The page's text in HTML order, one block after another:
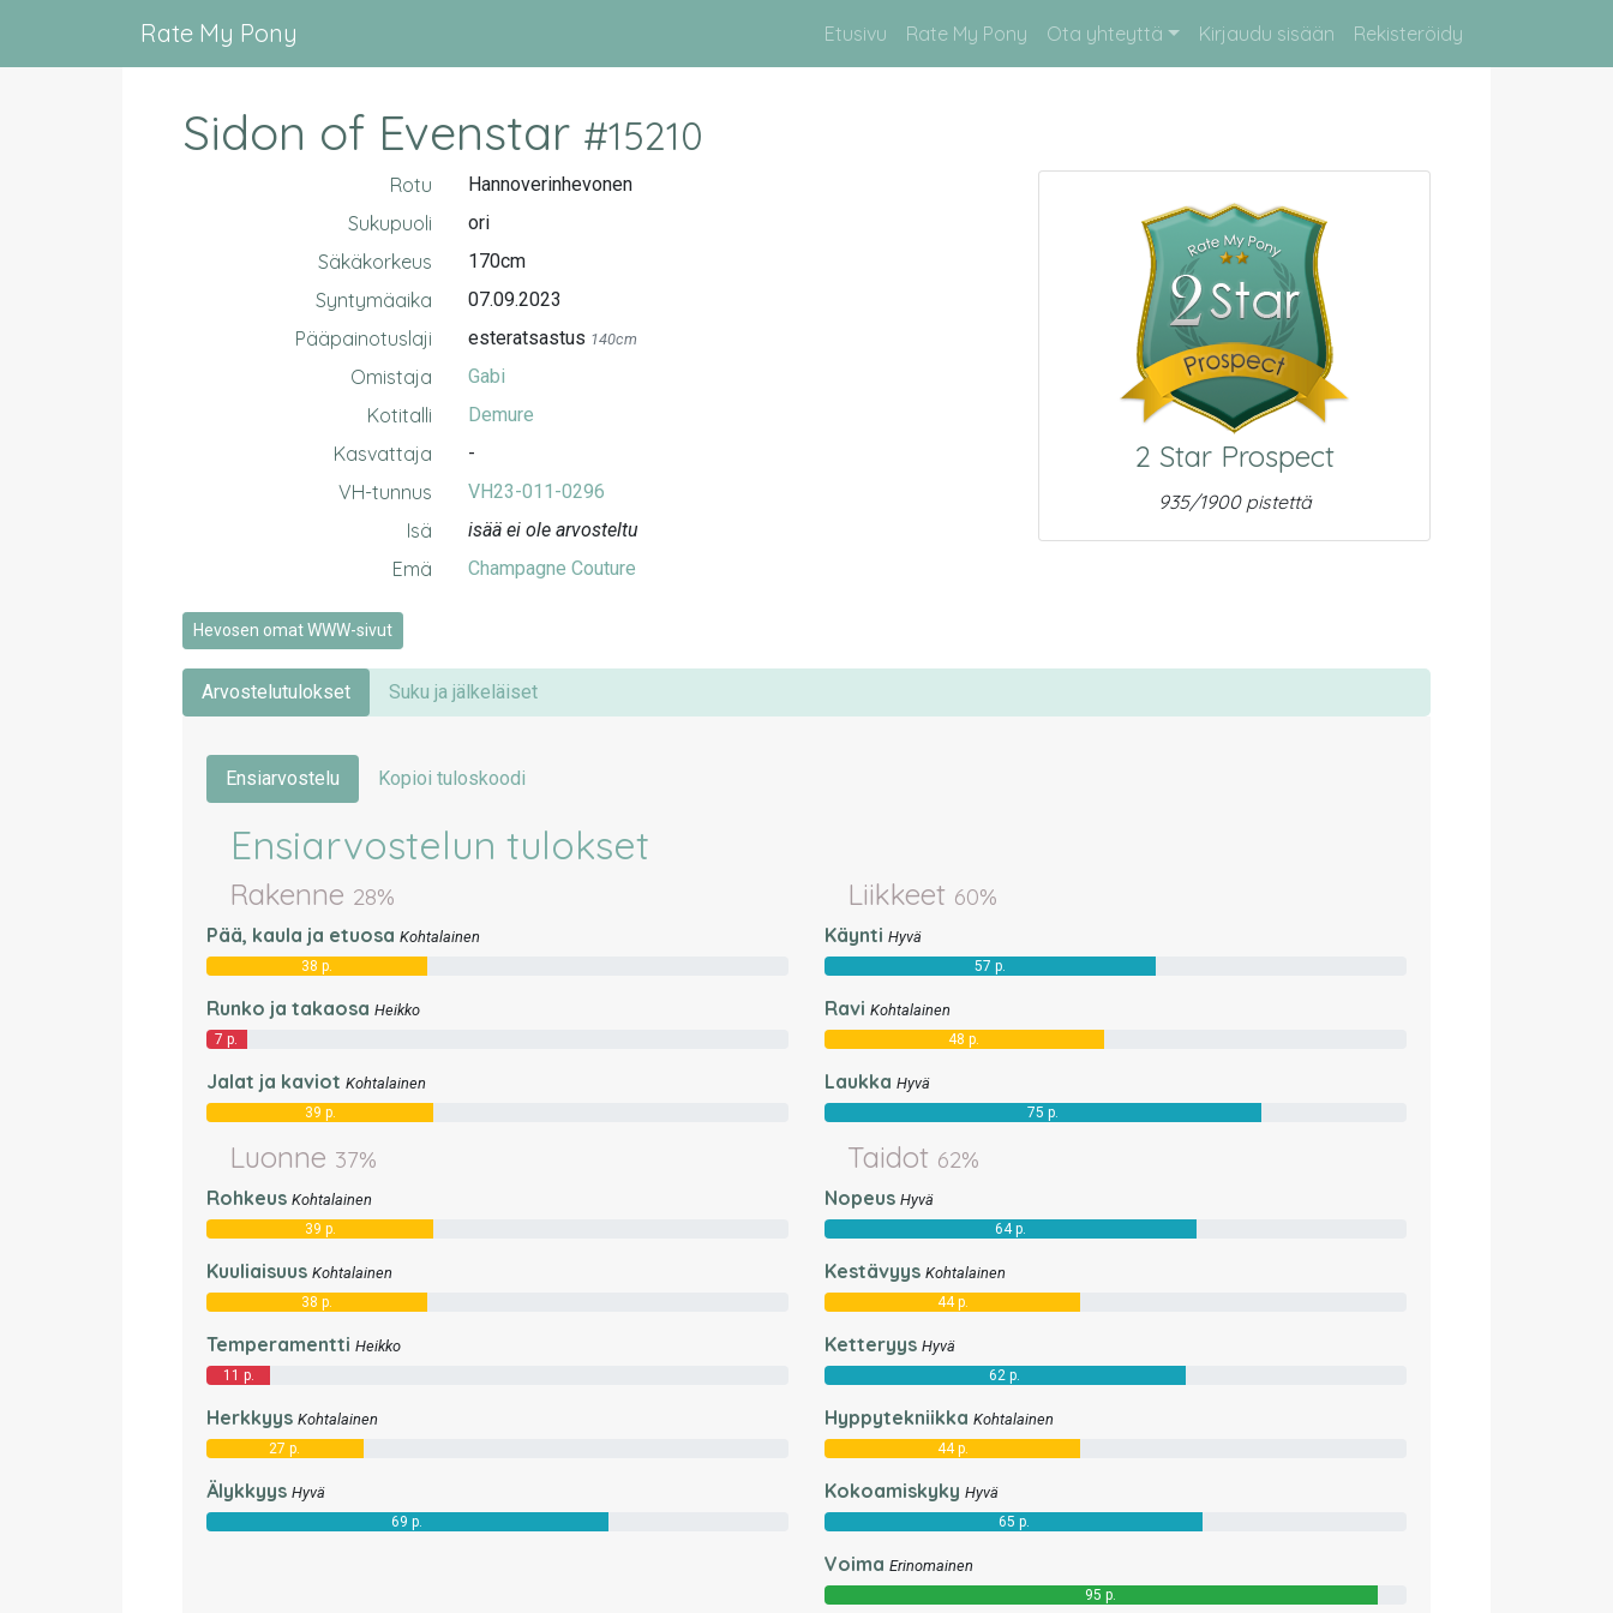
Rate My Pony Etusivu Rate My Pony Ota yhteyttä Kirjaudu sisään Rekisteröidy
Sidon of Evenstar #15210
Rotu Hannoverinhevonen
Sukupuoli ori
Säkäkorkeus 170cm
Syntymäaika 07.09.2023
Pääpainotuslaji esteratsastus 140cm
Omistaja Gabi
Kotitalli Demure
Kasvattaja -
VH-tunnus VH23-011-0296
Isä isää ei ole arvosteltu
Emä Champagne Couture
Hevosen omat WWW-sivut
2 Star Prospect
935/1900 pistettä
Arvostelutulokset Suku ja jälkeläiset
Ensiarvostelu Kopioi tuloskoodi
Ensiarvostelun tulokset
Rakenne 28%
Pää, kaula ja etuosa Kohtalainen
38 p.
Runko ja takaosa Heikko
7 p.
Jalat ja kaviot Kohtalainen
39 p.
Liikkeet 60%
Käynti Hyvä
57 p.
Ravi Kohtalainen
48 p.
Laukka Hyvä
75 p.
Luonne 37%
Rohkeus Kohtalainen
39 p.
Kuuliaisuus Kohtalainen
38 p.
Temperamentti Heikko
11 p.
Herkkyys Kohtalainen
27 p.
Älykkyys Hyvä
69 p.
Taidot 62%
Nopeus Hyvä
64 p.
Kestävyys Kohtalainen
44 p.
Ketteryys Hyvä
62 p.
Hyppytekniikka Kohtalainen
44 p.
Kokoamiskyky Hyvä
65 p.
Voima Erinomainen
95 p.